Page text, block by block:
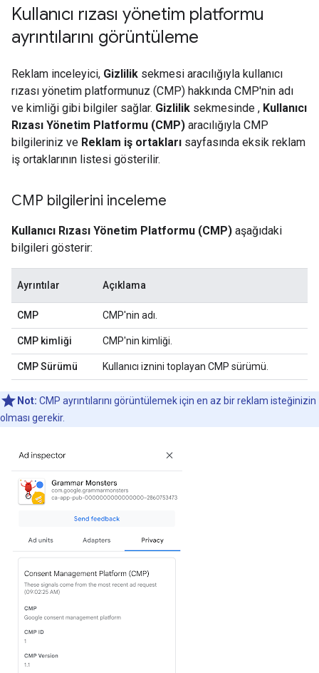
Kullanıcı rızası yönetim platformu
ayrıntılarını görüntüleme
Reklam inceleyici, Gizlilik sekmesi aracılığıyla kullanıcı
rızası yönetim platformunuz (CMP) hakkında CMP'nin adı
ve kimliği gibi bilgiler sağlar. Gizlilik sekmesinde , Kullanıcı
Rızası Yönetim Platformu (CMP) aracılığıyla CMP
bilgileriniz ve Reklam iş ortakları sayfasında eksik reklam
iş ortaklarının listesi gösterilir.
CMP bilgilerini inceleme
Kullanıcı Rızası Yönetim Platformu (CMP) aşağıdaki
bilgileri gösterir:
Ayrıntılar Açıklama
CMP CMP'nin adı.
CMP kimliği CMP'nin kimliği.
CMP Sürümü Kullanıcı iznini toplayan CMP sürümü.
Not: CMP ayrıntılarını görüntülemek için en az bir reklam isteğinizin
olması gerekir.